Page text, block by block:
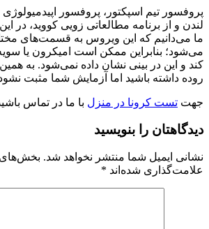
پروفسور تیم اسپکتور، پروفسور اپیدمیولوژی
لندن و از برنامه مطالعاتی زویی کووید، در
ما می‌دانیم که این ویروس به قسمت‌های
می‌شود؛ بنابراین ممکن است امیکرون یا
کند و این در بینی نشان داده نمی‌شود. به
روده داشته باشید اما آزمایش شما مثبت
جهت تست کرونا در منزل با ما در تماس
دیدگاهتان را بنویسید
نشانی ایمیل شما منتشر نخواهد شد. بخش‌های
علامت‌گذاری شده‌اند *